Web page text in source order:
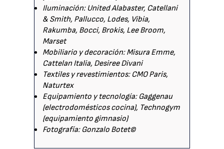
Iluminación: United Alabaster, Catellani
& Smith, Pallucco, Lodes, Vibia,
Rakumba, Bocci, Brokis, Lee Broom,
Marset
Mobiliario y decoración: Misura Emme,
Cattelan Italia, Desiree Divani
Textiles y revestimientos: CMO Paris,
Naturtex
Equipamiento y tecnología: Gaggenau
(electrodomésticos cocina), Technogym
(equipamiento gimnasio)
Fotografía: Gonzalo Botet©